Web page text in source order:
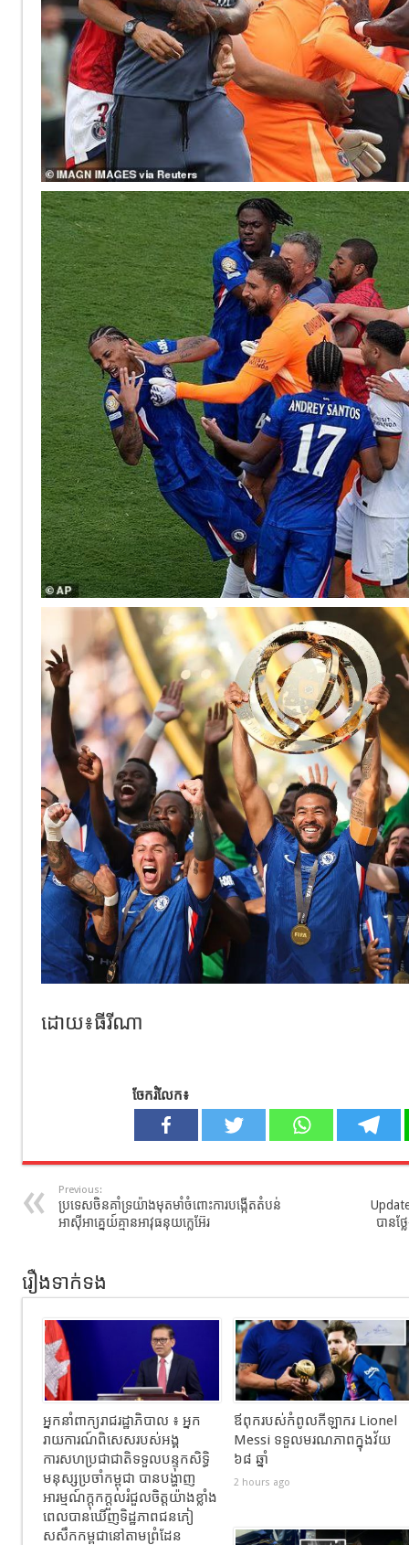
ដោយ៖ធីរីណា
ចែករំលែក៖
Previous:
ប្រទេសចិនគាំទ្រយ៉ាងមុតមាំចំពោះការបង្កើតតំបន់
អាស៊ីអាគ្នេយ៍គ្មានអាវុធនុយក្លេអ៊ែរ
បានថ្
រឿងទាក់ទង
អ្នកនាំពាក្យរាជរដ្ឋាភិបាល ៖ អ្នក
រាយការណ៍ពិសេសរបស់អង្គ
ការសហប្រជាជាតិទទួលបន្ទុកសិទ្ធិ
មនុស្សប្រចាំកម្ពុជា បានបង្ហាញ
អារម្មណ៍ក្តុកក្តួលរំជួលចិត្តយ៉ាងខ្លាំង
ពេលបានឃើញទិដ្ឋភាពជនភៀ
សសឹកកម្ពុជានៅតាមព្រំដែន
ឪពុករបស់កំពូលកីឡាករ Lionel
Messi ទទួលមរណភាពក្នុងវ័យ
៦៨ ឆ្នាំ
2 hours ago